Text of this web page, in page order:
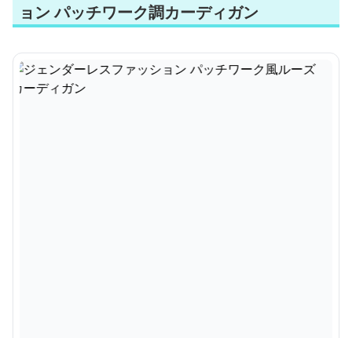
ョン パッチワーク調カーディガン